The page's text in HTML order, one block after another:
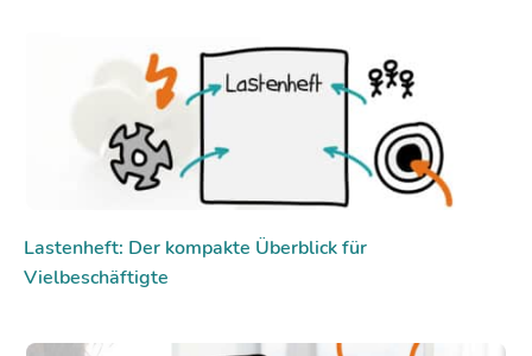
Lastenheft: Der kompakte Überblick für
Vielbeschäftigte